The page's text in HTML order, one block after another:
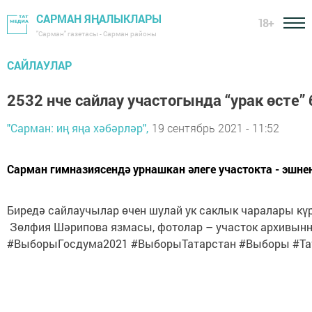
САРМАН ЯҢАЛЫКЛАРЫ
"Сарман" газетасы - Сарман районы
18+
САЙЛАУЛАР
2532 нче сайлау участогында “урак өсте”
"Сарман: иң яңа хәбәрләр", 19 сентябрь 2021 - 11:52
Сарман гимназиясендә урнашкан әлеге участокта -
Биредә сайлаучылар өчен шулай ук саклык чаралары
Зөлфия Шәрипова язмасы, фотолар – участок
#ВыборыГосдума2021 #ВыборыТатарстан #Выборы